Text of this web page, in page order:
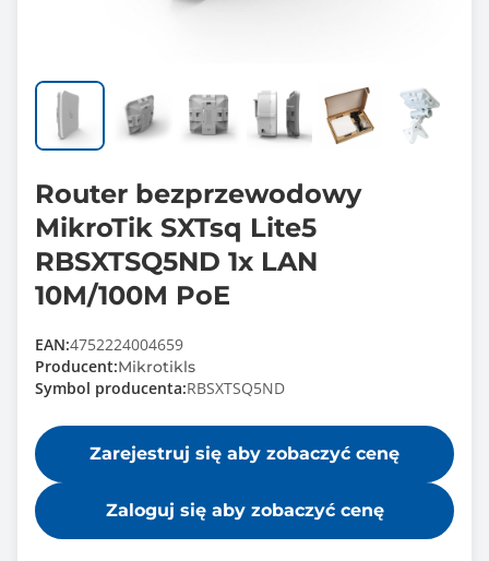
Router bezprzewodowy
MikroTik SXTsq Lite5
RBSXTSQ5ND 1x LAN
10M/100M PoE
EAN:4752224004659
Producent:Mikrotikls
Symbol producenta:RBSXTSQ5ND
Zarejestruj się aby zobaczyć cenę
Zaloguj się aby zobaczyć cenę